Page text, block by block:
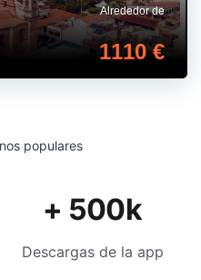
Alrededor de
1110 €
populares
+ 500k
Descargas de la app